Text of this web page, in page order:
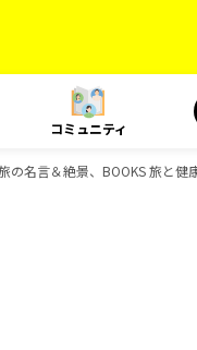
コミュニティ
名言＆絶景、BOOKS 旅と